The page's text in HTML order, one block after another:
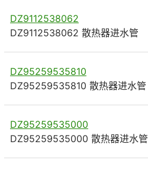
DZ9112538062
DZ9112538062 散热器进水管
DZ95259535810
DZ95259535810 散热器进水管
DZ95259535000
DZ95259535000 散热器进水管